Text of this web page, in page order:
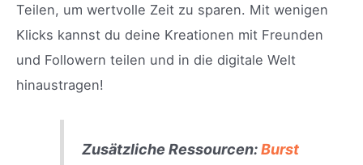
Teilen, um wertvolle Zeit zu sparen. Mit wenigen
Klicks kannst du deine Kreationen mit Freunden
und Followern teilen und in die digitale Welt
hinaustragen!
Zusätzliche Ressourcen:Burst